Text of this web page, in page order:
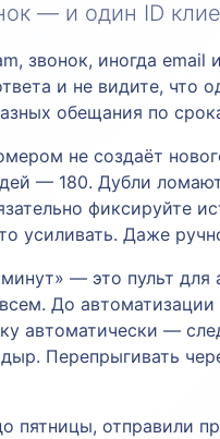
— и один ID
звонок, иногда
и не видите, что
обещания по
не создаёт
— 180. Дубли ломают
фиксируйте
усиливать. Даже
— это пульт
До
автоматически —
Перепрыгивать
пятницы, отправили